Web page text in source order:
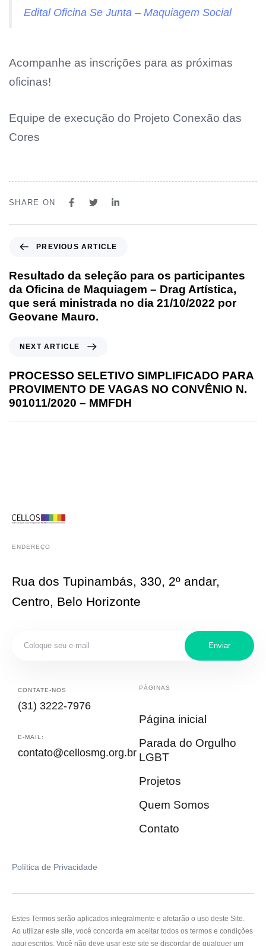
Edital Oficina Se Junta – Maquiagem Social
Acompanhe as inscrições para as próximas
oficinas!
Equipe de execução do Projeto Conexão das
Cores
SHARE ON
PREVIOUS ARTICLE
Resultado da seleção para os participantes
da Oficina de Maquiagem – Drag Artística,
que será ministrada no dia 21/10/2022 por
Geovane Mauro.
NEXT ARTICLE
PROCESSO SELETIVO SIMPLIFICADO PARA
PROVIMENTO DE VAGAS NO CONVÊNIO N.
901011/2020 – MMFDH
ENDEREÇO
Rua dos Tupinambás, 330, 2º andar,
Centro, Belo Horizonte
Enviar
CONTATE-NOS
(31) 3222-7976
E-MAIL:
contato@cellosmg.org.br
PÁGINAS
Página inicial
Parada do Orgulho
LGBT
Projetos
Quem Somos
Contato
Política de Privacidade
Estes Termos serão aplicados integralmente e afetarão o uso deste Site.
Ao utilizar este site, você concorda em aceitar todos os termos e condições
aqui escritos. Você não deve usar este site se discordar de qualquer um